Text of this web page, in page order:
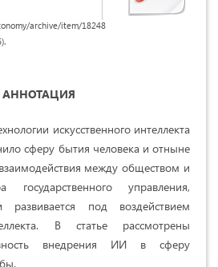
archive/item/18248
АННОТАЦИЯ
искусственного интеллекта
сферу бытия человека и отныне
между обществом и
государственного управления,
развивается под воздействием
В статье рассмотрены
внедрения ИИ в сферу